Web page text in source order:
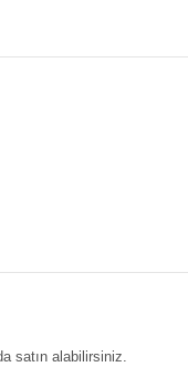
satın alabilirsiniz.